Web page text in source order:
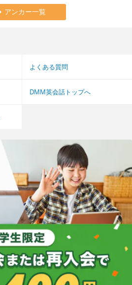
アンカー一覧
よくある質問
DMM英会話トップへ